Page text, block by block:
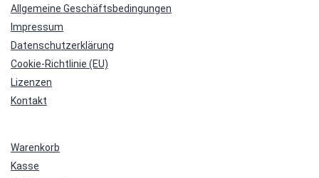
Allgemeine Geschäftsbedingungen
Impressum
Datenschutzerklärung
Cookie-Richtlinie (EU)
Lizenzen
Kontakt
Warenkorb
Kasse